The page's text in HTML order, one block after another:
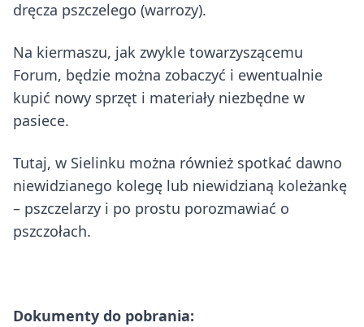
dręcza pszczelego (warrozy).
Na kiermaszu, jak zwykle towarzyszącemu
Forum, będzie można zobaczyć i ewentualnie
kupić nowy sprzęt i materiały niezbędne w
pasiece.
Tutaj, w Sielinku można również spotkać dawno
niewidzianego kolegę lub niewidzianą koleżankę
– pszczelarzy i po prostu porozmawiać o
pszczołach.
Dokumenty do pobrania: